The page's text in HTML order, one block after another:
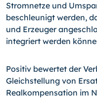
Stromnetze und
beschleunigt werden,
und Erzeuger
integriert werden
Positiv bewertet der
Gleichstellung von
Realkompensation im